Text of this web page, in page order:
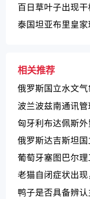
百日草叶子出现干
泰国坦亚布里皇
相关推荐
俄罗斯国立水文
研究概况
波兰波兹南通讯管
匈牙利布达佩斯
育和培训服务
俄罗斯达吉斯坦国
葡萄牙塞图巴尔
教育与实践经验的
老猫自闭症状出现
鸭子是否具备辨认